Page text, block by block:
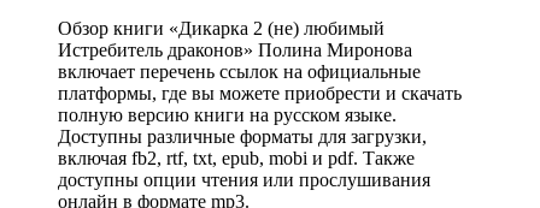
Обзор книги «Дикарка 2 (не) любимый
Истребитель драконов» Полина Миронова
включает перечень ссылок на официальные
платформы, где вы можете приобрести и скачать
полную версию книги на русском языке.
Доступны различные форматы для загрузки,
включая fb2, rtf, txt, epub, mobi и pdf. Также
доступны опции чтения или прослушивания
онлайн в формате mp3.